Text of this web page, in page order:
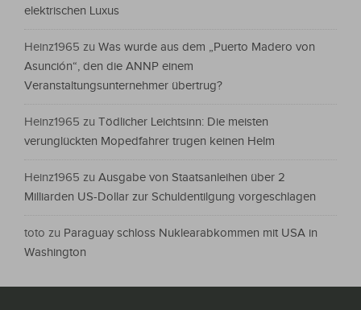
elektrischen Luxus
Heinz1965 zu Was wurde aus dem „Puerto Madero von
Asunción“, den die ANNP einem
Veranstaltungsunternehmer übertrug?
Heinz1965 zu Tödlicher Leichtsinn: Die meisten
verunglückten Mopedfahrer trugen keinen Helm
Heinz1965 zu Ausgabe von Staatsanleihen über 2
Milliarden US-Dollar zur Schuldentilgung vorgeschlagen
toto zu Paraguay schloss Nuklearabkommen mit USA in
Washington